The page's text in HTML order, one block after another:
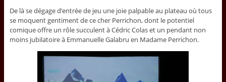
De là se dégage d’entrée de jeu une joie palpable au plateau où tous
se moquent gentiment de ce cher Perrichon, dont le potentiel
comique offre un rôle succulent à Cédric Colas et un pendant non
moins jubilatoire à Emmanuelle Galabru en Madame Perrichon.